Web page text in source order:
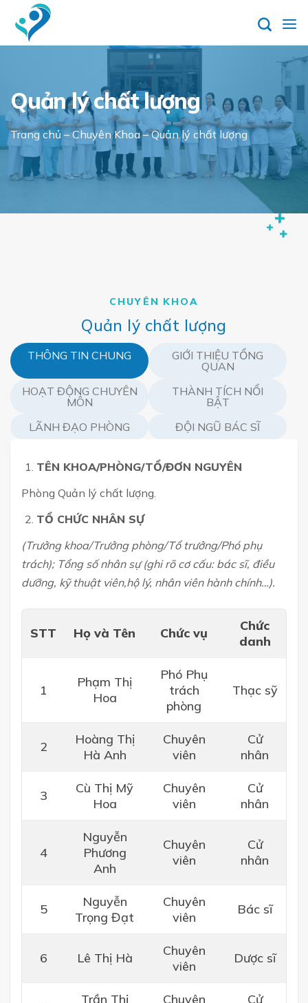
content
Quản lý chất lượng
Trang chủ–Chuyên Khoa–Quản lý chất lượng
CHUYÊN KHOA
Quản lý chất lượng
THÔNG TIN CHUNG
GIỚI THIỆU TỔNG
QUAN
HOẠT ĐỘNG CHUYÊN
MÔN
THÀNH TÍCH NỔI
BẬT
LÃNH ĐẠO PHÒNG
ĐỘI NGŨ BÁC SĨ
TÊN KHOA/PHÒNG/TỔ/ĐƠN NGUYÊN
Phòng Quản lý chất lượng.
TỔ CHỨC NHÂN SỰ
(Trưởng khoa/Trưởng phòng/Tổ trưởng/Phó phụ
trách); Tổng số nhân sự (ghi rõ cơ cấu: bác sĩ, điều
dưỡng, kỹ thuật viên,hộ lý, nhân viên hành chính…).
STT Họ và Tên Chức vụ
Chức
danh
1
Phạm Thị
Hoa
Phó Phụ
trách
phòng
Thạc sỹ
2
Hoàng Thị
Hà Anh
Chuyên
viên
Cử
nhân
3
Cù Thị Mỹ
Hoa
Chuyên
viên
Cử
nhân
4
Nguyễn
Phương
Anh
Chuyên
viên
Cử
nhân
5
Nguyễn
Trọng Đạt
Chuyên
viên
Bác sĩ
6 Lê Thị Hà
Chuyên
viên
Dược sĩ
Trần Thị
Chuyên
Cử